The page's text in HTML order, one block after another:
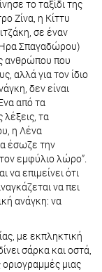
το ταξίδι της
Ζίνα, η Κίττυ
σε έναν
Σπαγαδώρου)
ανθρώπου που
αλλά για τον ίδιο
δεν είναι
από τα
λέξεις, τα
η Λένα
έσωζε την
εμφύλιο λώρο”.
να επιμείνει ότι
να πει
ανάγκη: να
με εκπληκτική
σάρκα και οστά,
μιας